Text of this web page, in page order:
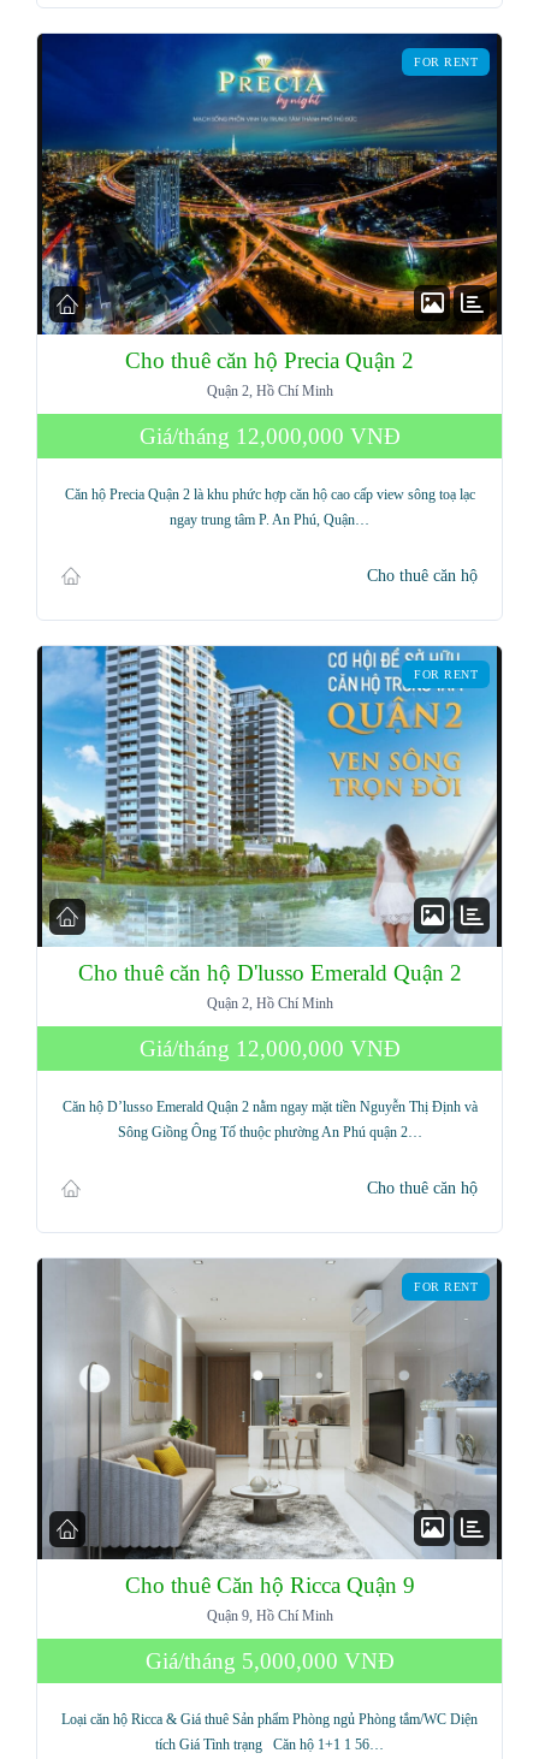
FOR RENT
Cho thuê căn hộ Precia Quận 2
Quận 2, Hồ Chí Minh
Giá/tháng 12,000,000 VNĐ
Căn hộ Precia Quận 2 là khu phức hợp căn hộ cao cấp view sông toạ lạc
ngay trung tâm P. An Phú, Quận…
Cho thuê căn hộ
FOR RENT
Cho thuê căn hộ D'lusso Emerald Quận 2
Quận 2, Hồ Chí Minh
Giá/tháng 12,000,000 VNĐ
Căn hộ D’lusso Emerald Quận 2 nằm ngay mặt tiền Nguyễn Thị Định và
Sông Giồng Ông Tố thuộc phường An Phú quận 2…
Cho thuê căn hộ
FOR RENT
Cho thuê Căn hộ Ricca Quận 9
Quận 9, Hồ Chí Minh
Giá/tháng 5,000,000 VNĐ
Loại căn hộ Ricca & Giá thuê Sản phẩm Phòng ngủ Phòng tắm/WC Diện
tích Giá Tình trạng Căn hộ 1+1 1 56…
Log in
Don't have an account?Sign Up
Lost your password?